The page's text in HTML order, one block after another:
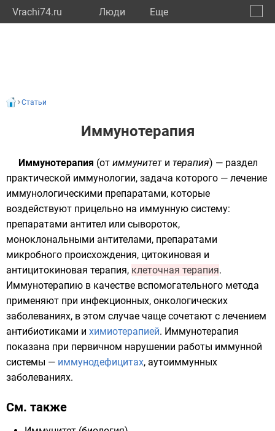
Vrachi74.ru Люди Eще
Статьи
Иммунотерапия
Иммунотерапия (от иммунитет и терапия) — раздел
практической иммунологии, задача которого — лечение
иммунологическими препаратами, которые
воздействуют прицельно на иммунную систему:
препаратами антител или сывороток,
моноклональными антителами, препаратами
микробного происхождения, цитокиновая и
антицитокиновая терапия, клеточная терапия.
Иммунотерапию в качестве вспомогательного метода
применяют при инфекционных, онкологических
заболеваниях, в этом случае чаще сочетают с лечением
антибиотиками и химиотерапией. Иммунотерапия
показана при первичном нарушении работы иммунной
системы — иммунодефицитах, аутоиммунных
заболеваниях.
См. также